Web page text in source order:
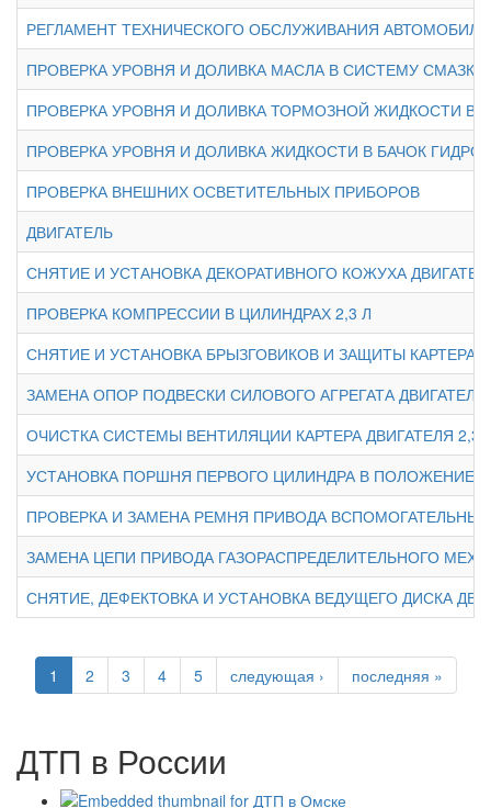
РЕГЛАМЕНТ ТЕХНИЧЕСКОГО ОБСЛУЖИВАНИЯ АВТОМОБИЛЯ
ПРОВЕРКА УРОВНЯ И ДОЛИВКА МАСЛА В СИСТЕМУ СМАЗКИ
ПРОВЕРКА УРОВНЯ И ДОЛИВКА ТОРМОЗНОЙ ЖИДКОСТИ В
ПРОВЕРКА УРОВНЯ И ДОЛИВКА ЖИДКОСТИ В БАЧОК
ПРОВЕРКА ВНЕШНИХ ОСВЕТИТЕЛЬНЫХ ПРИБОРОВ
ДВИГАТЕЛЬ
СНЯТИЕ И УСТАНОВКА ДЕКОРАТИВНОГО КОЖУХА
ПРОВЕРКА КОМПРЕССИИ В ЦИЛИНДРАХ 2,3 Л
СНЯТИЕ И УСТАНОВКА БРЫЗГОВИКОВ И ЗАЩИТЫ КАРТЕРА
ЗАМЕНА ОПОР ПОДВЕСКИ СИЛОВОГО АГРЕГАТА ДВИГАТЕЛЯ
ОЧИСТКА СИСТЕМЫ ВЕНТИЛЯЦИИ КАРТЕРА ДВИГАТЕЛЯ 2,3
УСТАНОВКА ПОРШНЯ ПЕРВОГО ЦИЛИНДРА В ПОЛОЖЕНИЕ
ПРОВЕРКА И ЗАМЕНА РЕМНЯ ПРИВОДА ВСПОМОГАТЕЛЬНЫХ
ЗАМЕНА ЦЕПИ ПРИВОДА ГАЗОРАСПРЕДЕЛИТЕЛЬНОГО
СНЯТИЕ, ДЕФЕКТОВКА И УСТАНОВКА ВЕДУЩЕГО ДИСКА
1 2 3 4 5 следующая › последняя »
ДТП в России